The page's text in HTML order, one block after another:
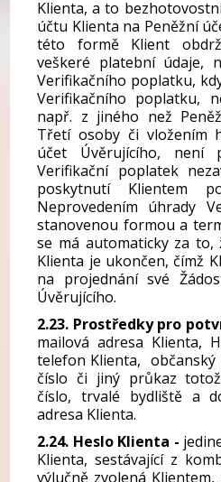
Klienta, a to
účtu Klienta na Peněžní
této formě Klient
veškeré platební údaje,
Verifikačního poplatku,
Verifikačního poplatku,
např. z jiného než
Třetí osoby či vložením
účet Úvěrujícího, není
Verifikační poplatek
poskytnutí Klientem
Neprovedením úhrady
stanovenou formou a
se má automaticky za
Klienta je ukončen, čímž
na projednání své
Úvěrujícího.
2.23. Prostředky pro
mailová adresa Klienta,
telefon Klienta, občanský
číslo či jiný průkaz
číslo, trvalé bydliště a
adresa Klienta.
2.24. Heslo Klienta -
Klienta, sestávající z
výlučně zvolená